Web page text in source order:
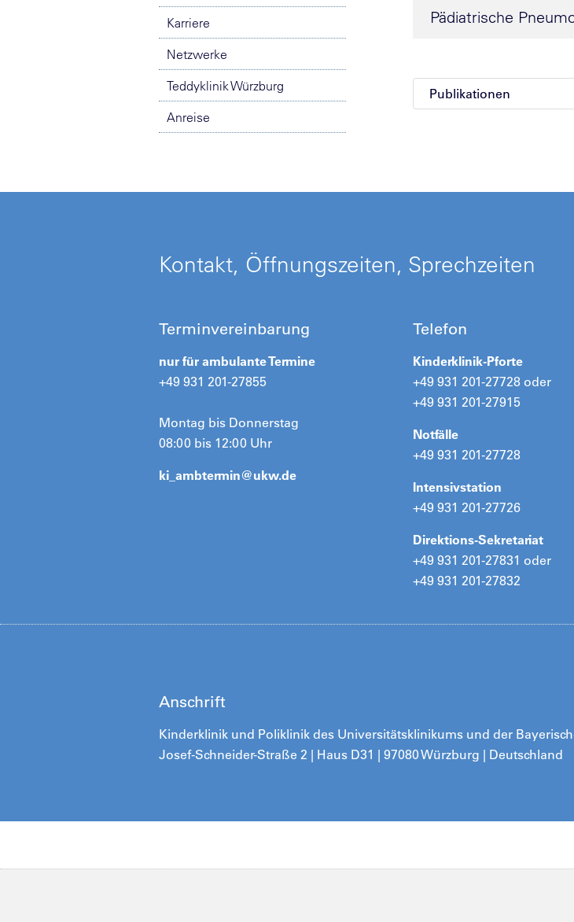
Karriere
Netzwerke
Teddyklinik Würzburg
Anreise
Pädiatrische
Publikationen
Kontakt, Öffnungszeiten, Sprechzeiten
Terminvereinbarung
nur für ambulante Termine
+49 931 201-27855
Montag bis Donnerstag
08:00 bis 12:00 Uhr
ki_ambtermin@ukw.de
Telefon
Kinderklinik-Pforte
+49 931 201-27728 oder
+49 931 201-27915
Notfälle
+49 931 201-27728
Intensivstation
+49 931 201-27726
Direktions-Sekretariat
+49 931 201-27831 oder
+49 931 201-27832
Anschrift
Kinderklinik und Poliklinik des Universitätsklinikums und der
Josef-Schneider-Straße 2 | Haus D31 | 97080 Würzburg | Deutschland